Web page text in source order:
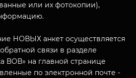
или их фотокопии),
НОВЫХ анкет осуществляется
связи в разделе
ВОВ» на главной странице
по электронной почте -